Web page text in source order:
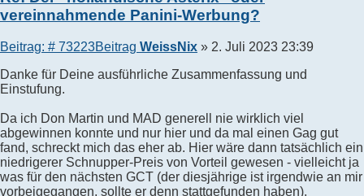
vereinnahmende Panini-Werbung?
Beitrag: # 73223Beitrag WeissNix » 2. Juli 2023 23:39
Danke für Deine ausführliche Zusammenfassung und
Einstufung.
Da ich Don Martin und MAD generell nie wirklich viel
abgewinnen konnte und nur hier und da mal einen Gag gut
fand, schreckt mich das eher ab. Hier wäre dann tatsächlich ein
niedrigerer Schnupper-Preis von Vorteil gewesen - vielleicht ja
was für den nächsten GCT (der diesjährige ist irgendwie an mir
vorbeigegangen, sollte er denn stattgefunden haben).